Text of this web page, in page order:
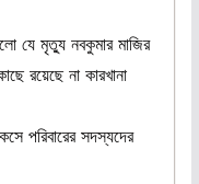
যে মৃত্যু নবকুমার মাজির
রয়েছে না কারখানা
পরিবারের সদস্যদের